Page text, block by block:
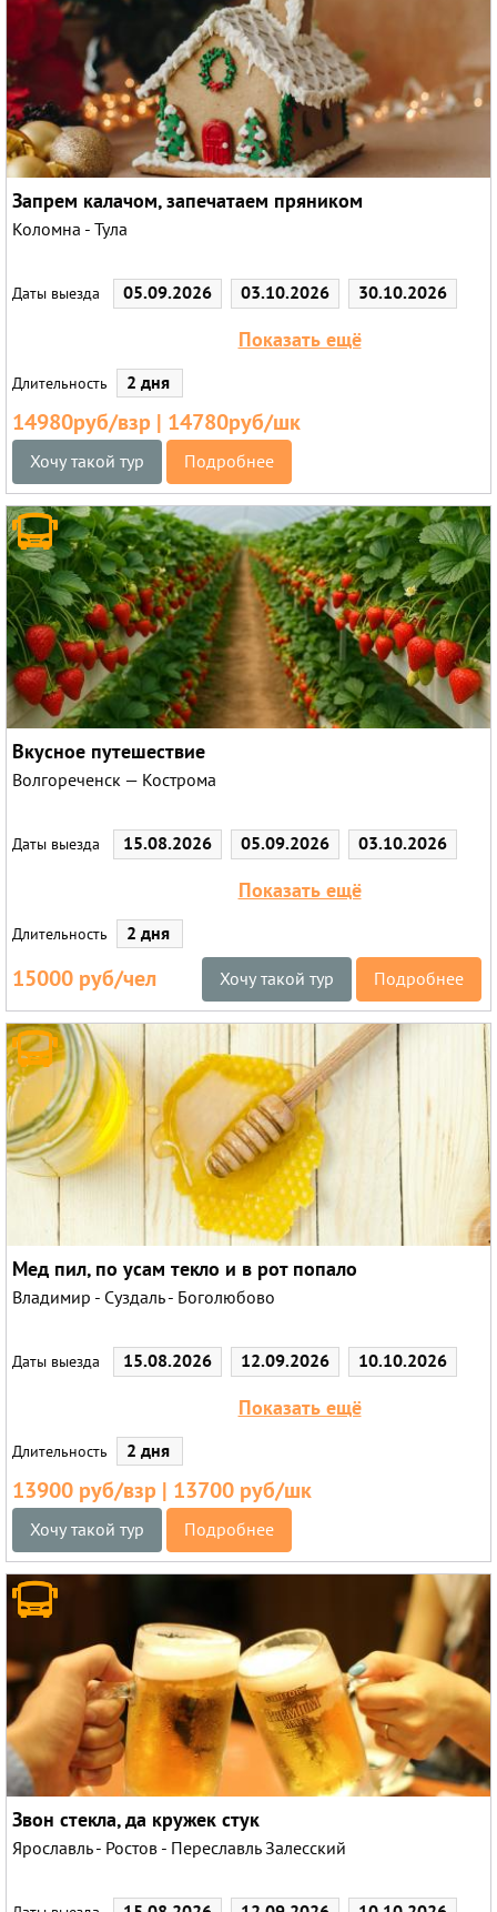
Запрем калачом, запечатаем пряником
Коломна - Тула
Даты выезда 05.09.2026 03.10.2026
30.10.2026
Показать ещё
Длительность 2 дня
14980руб/взр | 14780руб/шк
Хочу такой тур Подробнее
Вкусное путешествие
Волгореченск — Кострома
Даты выезда 15.08.2026 05.09.2026
03.10.2026
05.12.2026
Показать ещё
Длительность 2 дня
15000 руб/чел Хочу такой тур Подробнее
Мед пил, по усам текло и в рот попало
Владимир - Суздаль - Боголюбово
Даты выезда 15.08.2026 12.09.2026
10.10.2026
Показать ещё
Длительность 2 дня
13900 руб/взр | 13700 руб/шк
Хочу такой тур Подробнее
Звон стекла, да кружек стук
Ярославль - Ростов - Переславль Залесский